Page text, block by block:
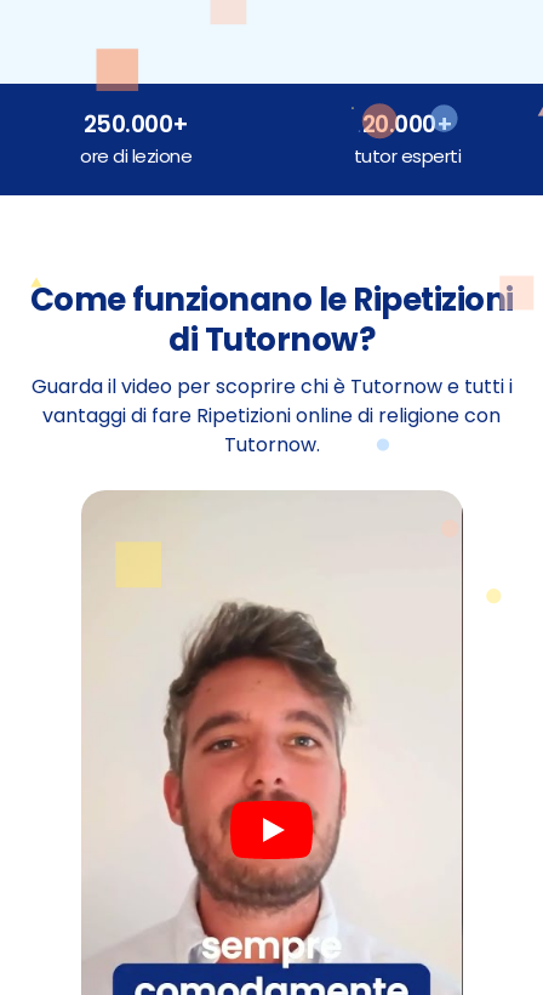
250.000+
ore di lezione
20.000+
tutor esperti
Come funzionano le Ripetizioni
di Tutornow?
Guarda il video per scoprire chi è Tutornow e tutti i
vantaggi di fare Ripetizioni online di religione con
Tutornow.